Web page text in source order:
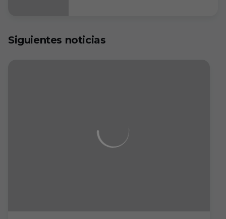
Siguientes noticias